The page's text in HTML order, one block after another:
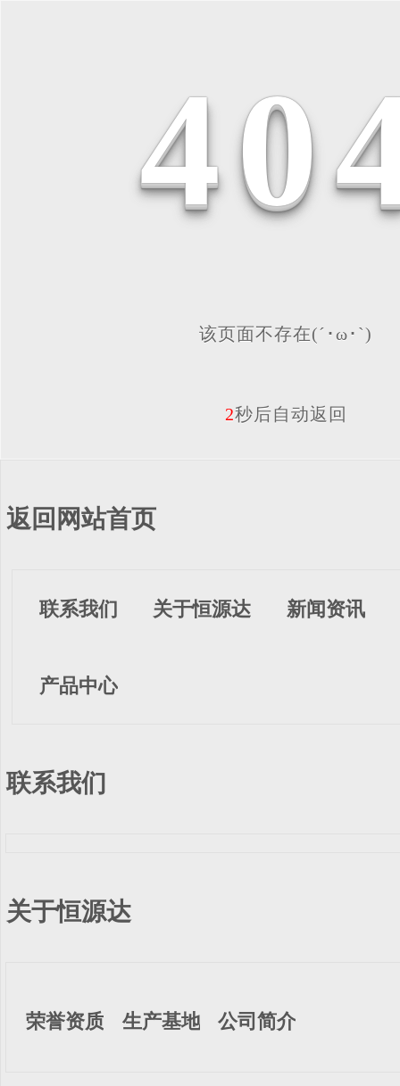
40
该页面不存在(´･ω･`)
2秒后自动返回
返回网站首页
联系我们 关于恒源达 新闻资讯
产品中心
联系我们
关于恒源达
荣誉资质 生产基地 公司简介